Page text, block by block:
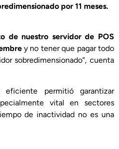
por 11 meses.
de nuestro servidor de POS
y no tener que pagar todo
sobredimensionado”, cuenta
permitió garantizar
vital en sectores
de inactividad no es una